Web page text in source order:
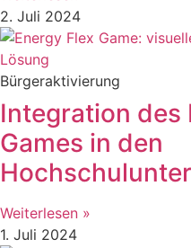
2. Juli 2024
Bürgeraktivierung
Integration des
Games in den
Weiterlesen »
1. Juli 2024